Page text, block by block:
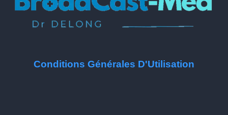
Conditions Générales D'Utilisation